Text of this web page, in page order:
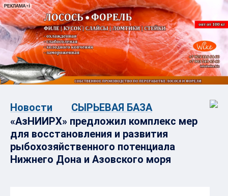
Новости
СЫРЬЕВАЯ БАЗА
«АзНИИРХ» предложил комплекс мер
для восстановления и развития
рыбохозяйственного потенциала
Нижнего Дона и Азовского моря